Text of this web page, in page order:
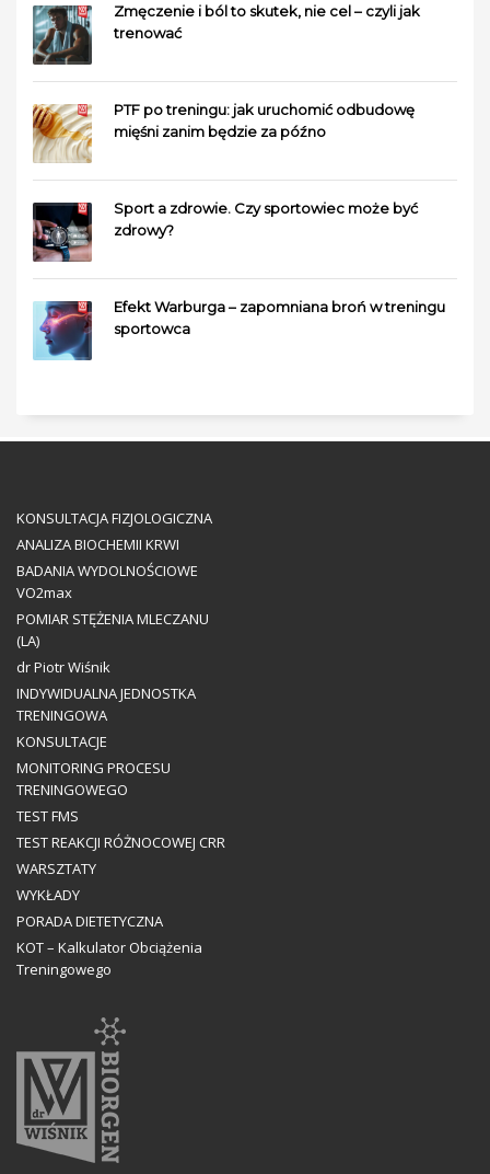
Zmęczenie i ból to skutek, nie cel – czyli jak
trenować
PTF po treningu: jak uruchomić odbudowę
mięśni zanim będzie za późno
Sport a zdrowie. Czy sportowiec może być
zdrowy?
Efekt Warburga – zapomniana broń w treningu
sportowca
KONSULTACJA FIZJOLOGICZNA
ANALIZA BIOCHEMII KRWI
BADANIA WYDOLNOŚCIOWE
VO2max
POMIAR STĘŻENIA MLECZANU
(LA)
dr Piotr Wiśnik
INDYWIDUALNA JEDNOSTKA
TRENINGOWA
KONSULTACJE
MONITORING PROCESU
TRENINGOWEGO
TEST FMS
TEST REAKCJI RÓŻNOCOWEJ CRR
WARSZTATY
WYKŁADY
PORADA DIETETYCZNA
KOT – Kalkulator Obciążenia
Treningowego